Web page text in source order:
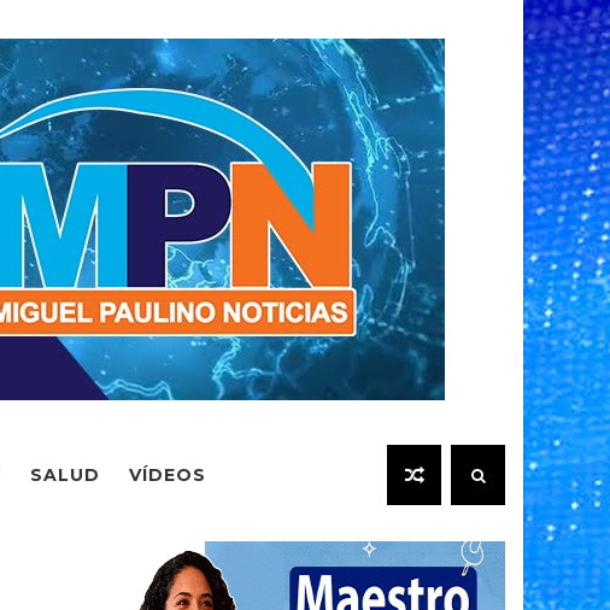
SALUD VÍDEOS